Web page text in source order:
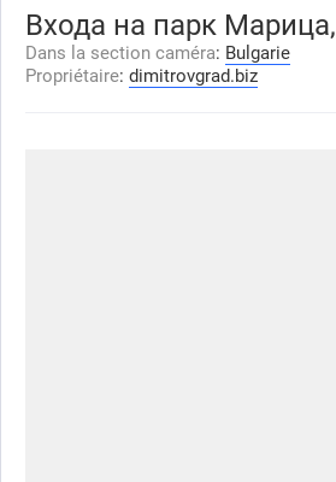
Входа на парк Марица,
Dans la section caméra: Bulgarie
Propriétaire: dimitrovgrad.biz